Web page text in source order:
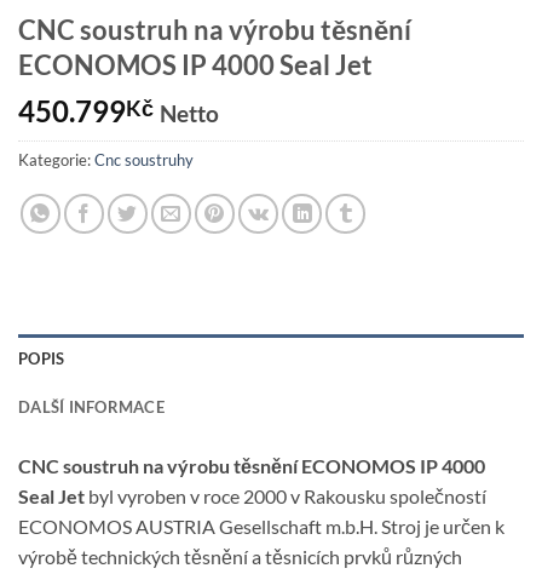
CNC soustruh na výrobu těsnění
ECONOMOS IP 4000 Seal Jet
450.799Kč Netto
Kategorie:Cnc soustruhy
POPIS
DALŠÍ INFORMACE
CNC soustruh na výrobu těsnění ECONOMOS IP 4000
Seal Jet byl vyroben v roce 2000 v Rakousku společností
ECONOMOS AUSTRIA Gesellschaft m.b.H. Stroj je určen k
výrobě technických těsnění a těsnicích prvků různých